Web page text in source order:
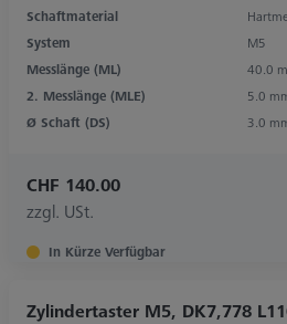
Schaftmaterial
System
M5
Messlänge (ML)
40.0
2. Messlänge (MLE)
5.0
Ø Schaft (DS)
3.0
CHF 140.00
zzgl. USt.
In Kürze Verfügbar
Zylindertaster M5, DK7,778